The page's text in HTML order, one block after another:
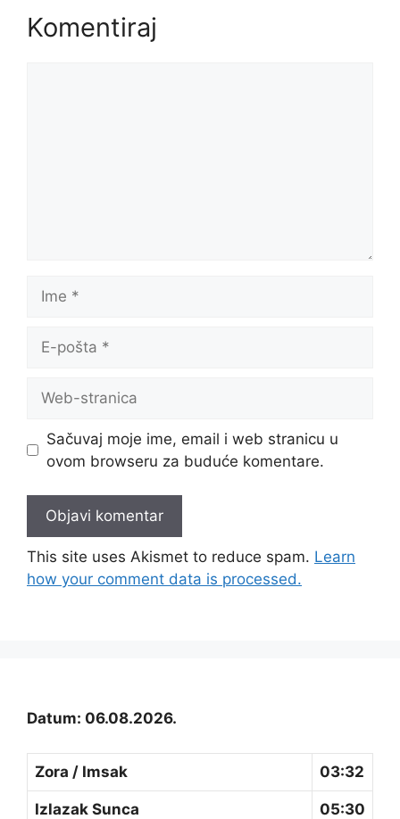
Komentiraj
pošta
stranica
Sačuvaj moje ime, email i web stranicu u
ovom browseru za buduće komentare.
This site uses Akismet to reduce spam. Learn
how your comment data is processed.
Datum: 06.08.2026.
Zora / Imsak 03:32
Izlazak Sunca 05:30